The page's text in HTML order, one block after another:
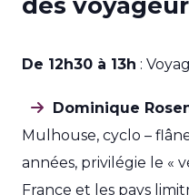
De 12h30 à 13h :
Dominique
Mulhouse, cyclo –
années, privilégie le «
France et les pays